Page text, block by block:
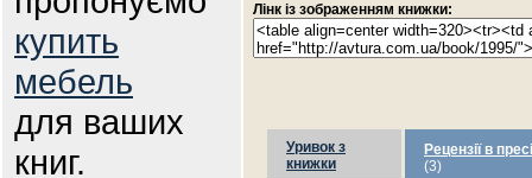
купить
мебель
для ваших
книг.
Лінк із зображенням книжки:
Уривок з
книжки
Рецензії в пресі
(3)